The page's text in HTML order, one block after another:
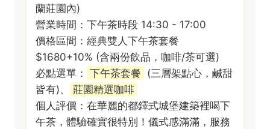
蘭莊園內)
營業時間：下午茶時段 14:30 - 17:00
價格區間：經典雙人下午茶套餐
$1680+10% (含兩份飲品，咖啡/茶可選)
必點選單： 下午茶套餐 (三層架點心，鹹甜
皆有)、
莊園精選咖啡
個人評價：在華麗的都鐸式城堡建築裡喝下
午茶，體驗確實很特別！儀式感滿滿，服務